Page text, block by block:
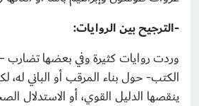
-الترجيح بين الروايات:
وردت روايات كثيرة وفي بعضها
الكتب- حول بناء المرقب أو الباني له،
ينقصها الدليل القوي، أو الاستدلال